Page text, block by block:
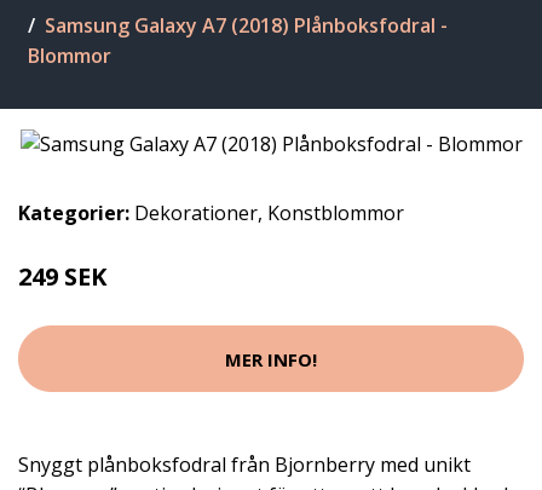
Samsung Galaxy A7 (2018) Plånboksfodral -
Blommor
Kategorier: Dekorationer, Konstblommor
249 SEK
MER INFO!
Snyggt plånboksfodral från Bjornberry med unikt